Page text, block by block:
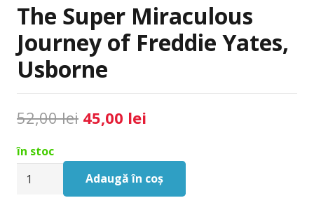
The Super Miraculous
Journey of Freddie Yates,
Usborne
52,00lei Prețul
a
fost:
45,00 lei
este:
45,00 lei.
în stoc
Cantitate
Adaugă în coș